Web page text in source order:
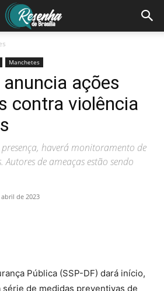
Manchetes
ações
contra violência
presença, haverá monitoramento de
Autores de ameaças estão sendo
de 2023
Pública (SSP-DF) dará início,
série de medidas preventivas de